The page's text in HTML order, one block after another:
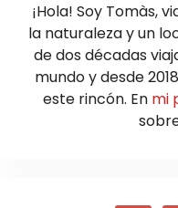
¡Hola! Soy Tomàs,
la naturaleza y un
de dos décadas
mundo y desde
este rincón. En mi